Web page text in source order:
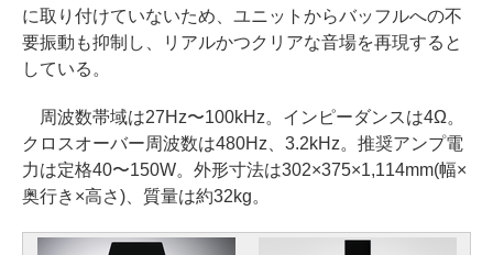
に取り付けていないため、ユニットからバッフルへの不
要振動も抑制し、リアルかつクリアな音場を再現すると
している。
周波数帯域は27Hz〜100kHz。インピーダンスは4Ω。
クロスオーバー周波数は480Hz、3.2kHz。推奨アンプ電
力は定格40〜150W。外形寸法は302×375×1,114mm(幅×
奥行き×高さ)、質量は約32kg。